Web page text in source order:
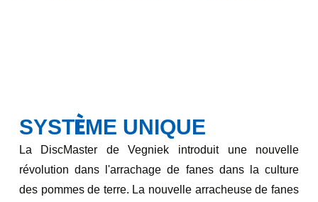
SYSTÈME UNIQUE
La DiscMaster de Vegniek introduit une nouvelle
révolution dans l'arrachage de fanes dans la culture
des pommes de terre. La nouvelle arracheuse de fanes